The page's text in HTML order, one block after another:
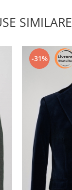
SIMILARE
-31%